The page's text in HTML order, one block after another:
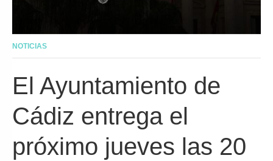
NOTICIAS
El Ayuntamiento de
Cádiz entrega el
próximo jueves las 20